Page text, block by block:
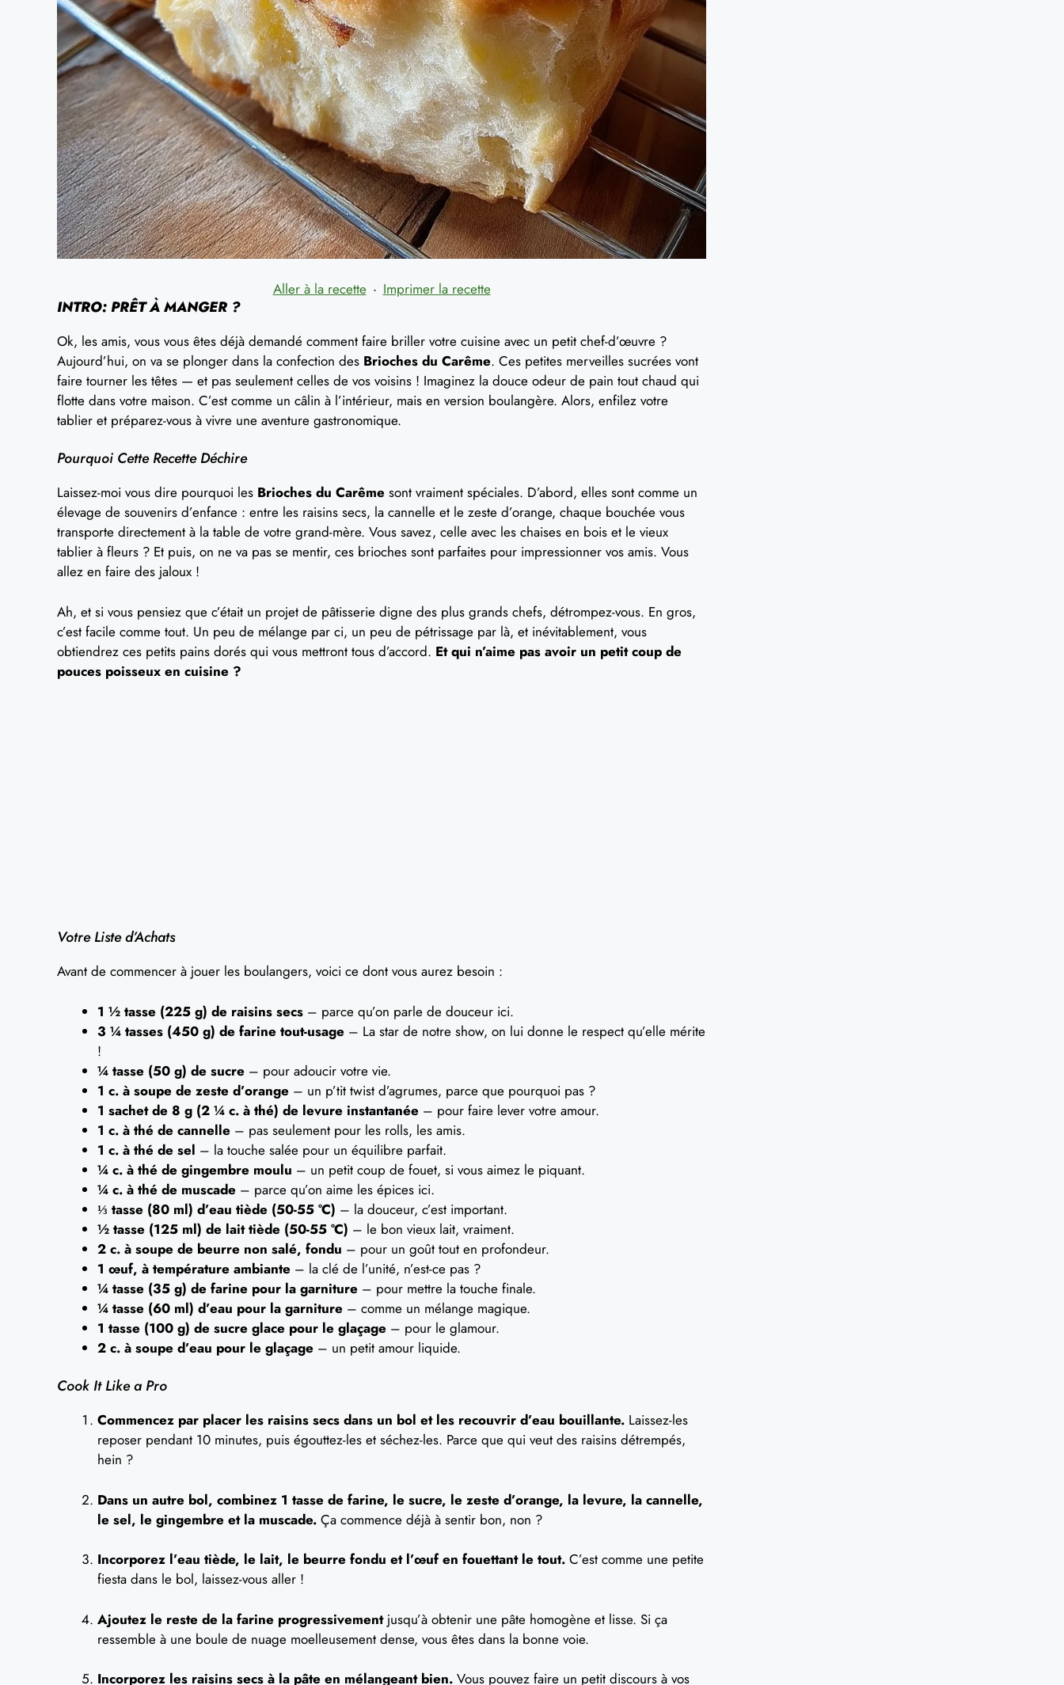
Aller à la recette · Imprimer la recette
INTRO: PRÊT À MANGER ?
Ok, les amis, vous vous êtes déjà demandé comment faire briller votre cuisine avec un petit chef-d’œuvre ?
Aujourd’hui, on va se plonger dans la confection des Brioches du Carême. Ces petites merveilles sucrées vont
faire tourner les têtes — et pas seulement celles de vos voisins ! Imaginez la douce odeur de pain tout chaud qui
flotte dans votre maison. C’est comme un câlin à l’intérieur, mais en version boulangère. Alors, enfilez votre
tablier et préparez-vous à vivre une aventure gastronomique.
Pourquoi Cette Recette Déchire
Laissez-moi vous dire pourquoi les Brioches du Carême sont vraiment spéciales. D’abord, elles sont comme un
élevage de souvenirs d’enfance : entre les raisins secs, la cannelle et le zeste d’orange, chaque bouchée vous
transporte directement à la table de votre grand-mère. Vous savez, celle avec les chaises en bois et le vieux
tablier à fleurs ? Et puis, on ne va pas se mentir, ces brioches sont parfaites pour impressionner vos amis. Vous
allez en faire des jaloux !
Ah, et si vous pensiez que c’était un projet de pâtisserie digne des plus grands chefs, détrompez-vous. En gros,
c’est facile comme tout. Un peu de mélange par ci, un peu de pétrissage par là, et inévitablement, vous
obtiendrez ces petits pains dorés qui vous mettront tous d’accord. Et qui n’aime pas avoir un petit coup de
pouces poisseux en cuisine ?
Votre Liste d’Achats
Avant de commencer à jouer les boulangers, voici ce dont vous aurez besoin :
1 ½ tasse (225 g) de raisins secs – parce qu’on parle de douceur ici.
3 ¼ tasses (450 g) de farine tout-usage – La star de notre show, on lui donne le respect qu’elle mérite
!
¼ tasse (50 g) de sucre – pour adoucir votre vie.
1 c. à soupe de zeste d’orange – un p’tit twist d’agrumes, parce que pourquoi pas ?
1 sachet de 8 g (2 ¼ c. à thé) de levure instantanée – pour faire lever votre amour.
1 c. à thé de cannelle – pas seulement pour les rolls, les amis.
1 c. à thé de sel – la touche salée pour un équilibre parfait.
¼ c. à thé de gingembre moulu – un petit coup de fouet, si vous aimez le piquant.
¼ c. à thé de muscade – parce qu’on aime les épices ici.
⅓ tasse (80 ml) d’eau tiède (50-55 °C) – la douceur, c’est important.
½ tasse (125 ml) de lait tiède (50-55 °C) – le bon vieux lait, vraiment.
2 c. à soupe de beurre non salé, fondu – pour un goût tout en profondeur.
1 œuf, à température ambiante – la clé de l’unité, n’est-ce pas ?
¼ tasse (35 g) de farine pour la garniture – pour mettre la touche finale.
¼ tasse (60 ml) d’eau pour la garniture – comme un mélange magique.
1 tasse (100 g) de sucre glace pour le glaçage – pour le glamour.
2 c. à soupe d’eau pour le glaçage – un petit amour liquide.
Cook It Like a Pro
Commencez par placer les raisins secs dans un bol et les recouvrir d’eau bouillante. Laissez-les
reposer pendant 10 minutes, puis égouttez-les et séchez-les. Parce que qui veut des raisins détrempés,
hein ?
Dans un autre bol, combinez 1 tasse de farine, le sucre, le zeste d’orange, la levure, la cannelle,
le sel, le gingembre et la muscade. Ça commence déjà à sentir bon, non ?
Incorporez l’eau tiède, le lait, le beurre fondu et l’œuf en fouettant le tout. C’est comme une petite
fiesta dans le bol, laissez-vous aller !
Ajoutez le reste de la farine progressivementjusqu’à obtenir une pâte homogène et lisse. Si ça
ressemble à une boule de nuage moelleusement dense, vous êtes dans la bonne voie.
Incorporez les raisins secs à la pâte en mélangeant bien. Vous pouvez faire un petit discours à vos